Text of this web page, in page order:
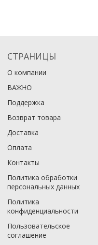
СТРАНИЦЫ
О компании
ВАЖНО
Поддержка
Возврат товара
Доставка
Оплата
Контакты
Политика обработки
персональных данных
Политика
конфиденциальности
Пользовательское
соглашение